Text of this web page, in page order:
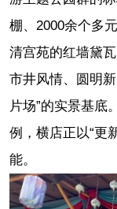
棚、2000余个多
清宫苑的红墙黛
市井风情、圆明
片场”的实景基底
例，横店正以“更
能。